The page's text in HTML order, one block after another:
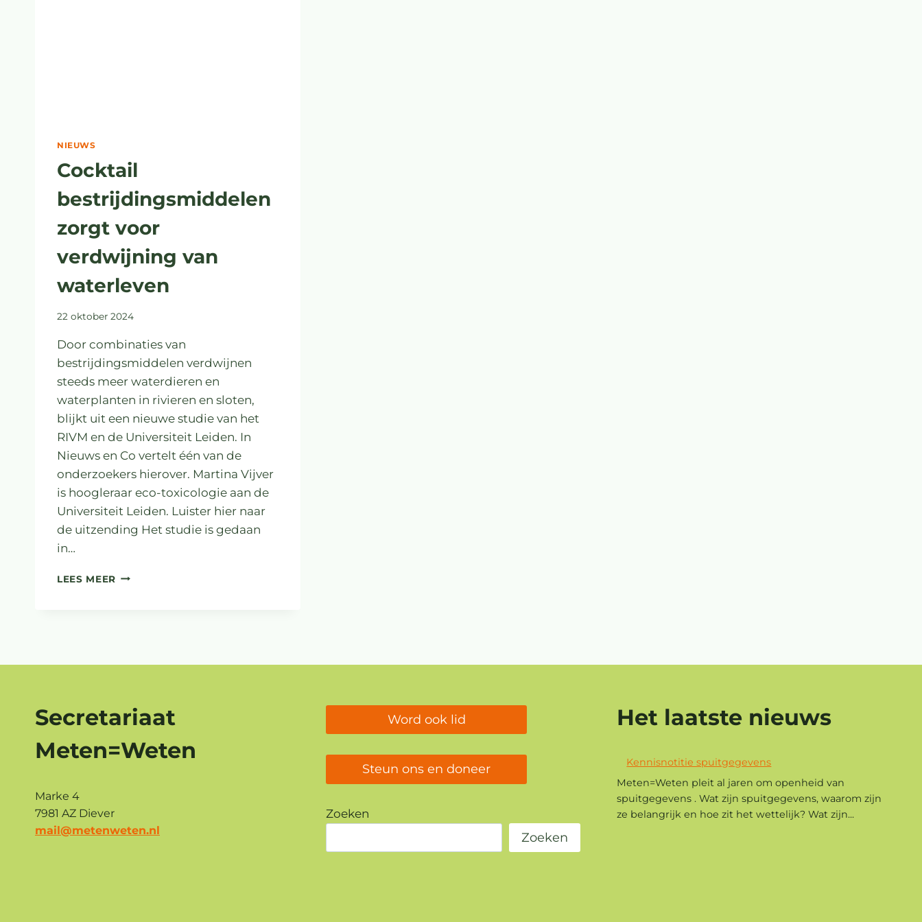
NIEUWS
Cocktail
bestrijdingsmiddelen
zorgt voor
verdwijning van
waterleven
22 oktober 2024
Door combinaties van
bestrijdingsmiddelen verdwijnen
steeds meer waterdieren en
waterplanten in rivieren en sloten,
blijkt uit een nieuwe studie van het
RIVM en de Universiteit Leiden. In
Nieuws en Co vertelt één van de
onderzoekers hierover. Martina Vijver
is hoogleraar eco-toxicologie aan de
Universiteit Leiden. Luister hier naar
de uitzending Het studie is gedaan
in…
LEES MEER COCKTAIL
Secretariaat
Meten=Weten
Marke 4
7981 AZ Diever
mail@metenweten.nl
Word ook lid
Steun ons en doneer
Zoeken
Zoeken
Het laatste nieuws
Kennisnotitie spuitgegevens
Meten=Weten pleit al jaren om openheid van
spuitgegevens . Wat zijn spuitgegevens, waarom zijn
ze belangrijk en hoe zit het wettelijk? Wat zijn...